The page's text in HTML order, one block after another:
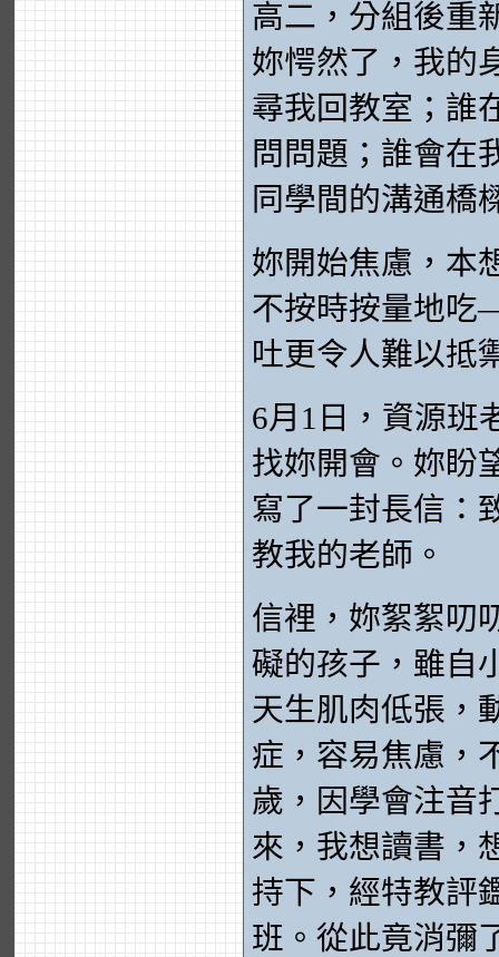
高二，分組後重
妳愕然了，我的
尋我回教室；誰
問問題；誰會在
同學間的溝通
妳開始焦慮，本
不按時按量地
吐更令人難以抵
6月1日，資源班
找妳開會。妳盼
寫了一封長信：
教我的老師。
信裡，妳絮絮叨
礙的孩子，雖自
天生肌肉低張，
症，容易焦慮，
歲，因學會注
來，我想讀書，
持下，經特教評
班。從此竟消彌